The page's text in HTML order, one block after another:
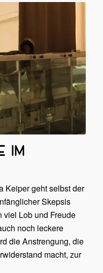
IM
Keiper geht selbst der
Skepsis
viel Lob und Freude
noch leckere
die Anstrengung, die
macht, zur